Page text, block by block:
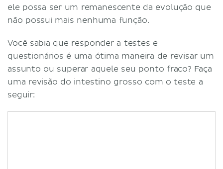
ele possa ser um remanescente da evolução que
não possui mais nenhuma função.
Você sabia que responder a testes e
questionários é uma ótima maneira de revisar um
assunto ou superar aquele seu ponto fraco? Faça
uma revisão do intestino grosso com o teste a
seguir: